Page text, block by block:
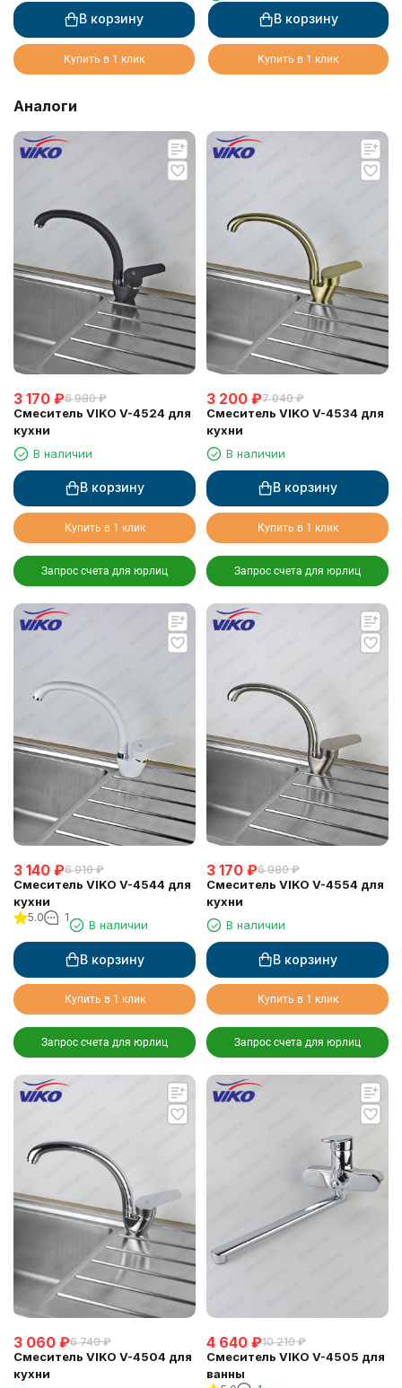
В корзину
Купить в 1 клик
В корзину
Купить в 1 клик
Аналоги
3 170 ₽6 980 ₽
Смеситель VIKO V-4524 для
кухни
В наличии
В корзину
Купить в 1 клик
Запрос счета для юрлиц
3 200 ₽7 040 ₽
Смеситель VIKO V-4534 для
кухни
В наличии
В корзину
Купить в 1 клик
Запрос счета для юрлиц
3 140 ₽6 910 ₽
Смеситель VIKO V-4544 для
кухни
5.0 1
В наличии
В корзину
Купить в 1 клик
Запрос счета для юрлиц
3 170 ₽6 980 ₽
Смеситель VIKO V-4554 для
кухни
В наличии
В корзину
Купить в 1 клик
Запрос счета для юрлиц
3 060 ₽6 740 ₽
Смеситель VIKO V-4504 для
кухни
4 640 ₽10 210 ₽
Смеситель VIKO V-4505 для
ванны